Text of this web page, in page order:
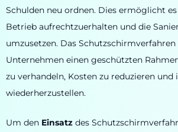
Schulden neu ordnen. Dies ermöglicht
Betrieb aufrechtzuerhalten und die
umzusetzen. Das
Unternehmen einen geschützten
zu verhandeln, Kosten zu reduzieren
wiederherzustellen.
Um den Einsatz des